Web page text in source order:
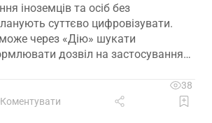
іноземців та осіб без
суттєво цифровізувати.
через «Дію» шукати
дозвіл на застосування
38
Коментувати